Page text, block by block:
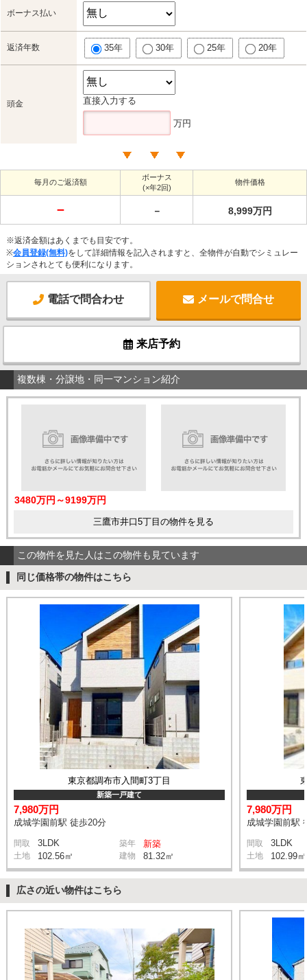
ボーナス払い
返済年数 35年 30年 25年 20年
頭金 直接入力する
万円
毎月のご返済額
ボーナス
(×年2回)
物件価格
－ － 8,999万円
※返済金額はあくまでも目安です。
※会員登録(無料)をして詳細情報を記入されますと、全物件が自動でシミュレー
ションされとても便利になります。
電話で問合わせ メールで問合せ
来店予約
複数棟・分譲地・同一マンション紹介
3480万円～9199万円
三鷹市井口5丁目の物件を見る
この物件を見た人はこの物件も見ています
同じ価格帯の物件はこちら
東京都調布市入間町3丁目
新築一戸建て
7,980万円
成城学園前駅 徒歩20分
間取 3LDK 築年 新築
土地 102.56㎡ 建物 81.32㎡
7,980万円
成城学園前駅
間取 3LDK
土地 102.99㎡
広さの近い物件はこちら